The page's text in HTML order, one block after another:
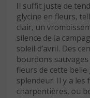
Il suffit juste de
glycine en fleurs,
clair, un
silence de la
soleil d’avril. Des
bourdons
fleurs de cette
splendeur. Il y a les
charpentières, ou